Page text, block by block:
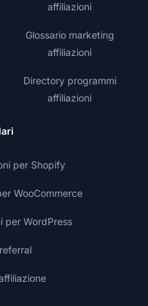
affiliazioni
Glossario marketing
affiliazioni
Directory programmi
affiliazioni
per Shopify
WooCommerce
per WordPress